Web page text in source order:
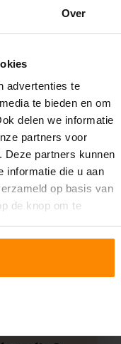
Over
advertenties te
te bieden en om
delen we informatie
partners voor
Deze partners kunnen
informatie die u aan
op basis van
de knop om te